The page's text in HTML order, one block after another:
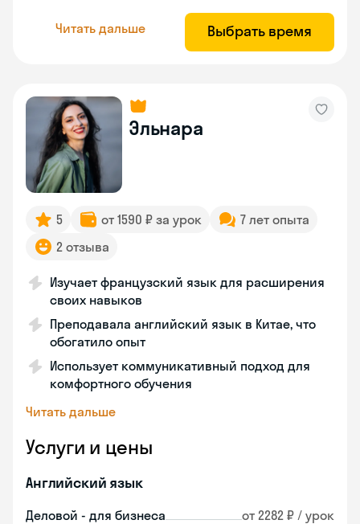
Читать дальше Выбрать время
Эльнара
5 от 1590 ₽ за урок
7 лет опыта
2 отзыва
Изучает французский язык для расширения
своих навыков
Преподавала английский язык в Китае, что
обогатило опыт
Использует коммуникативный подход для
комфортного обучения
Читать дальше
Услуги и цены
Английский язык
Деловой - для бизнеса от 2282 ₽ / урок